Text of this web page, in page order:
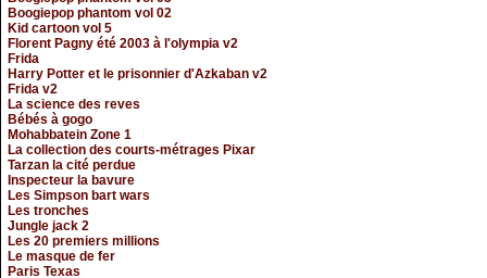
Boogiepop phantom vol 02
Kid cartoon vol 5
Florent Pagny été 2003 à l'olympia v2
Frida
Harry Potter et le prisonnier d'Azkaban v2
Frida v2
La science des reves
Bébés à gogo
Mohabbatein Zone 1
La collection des courts-métrages Pixar
Tarzan la cité perdue
Inspecteur la bavure
Les Simpson bart wars
Les tronches
Jungle jack 2
Les 20 premiers millions
Le masque de fer
Paris Texas